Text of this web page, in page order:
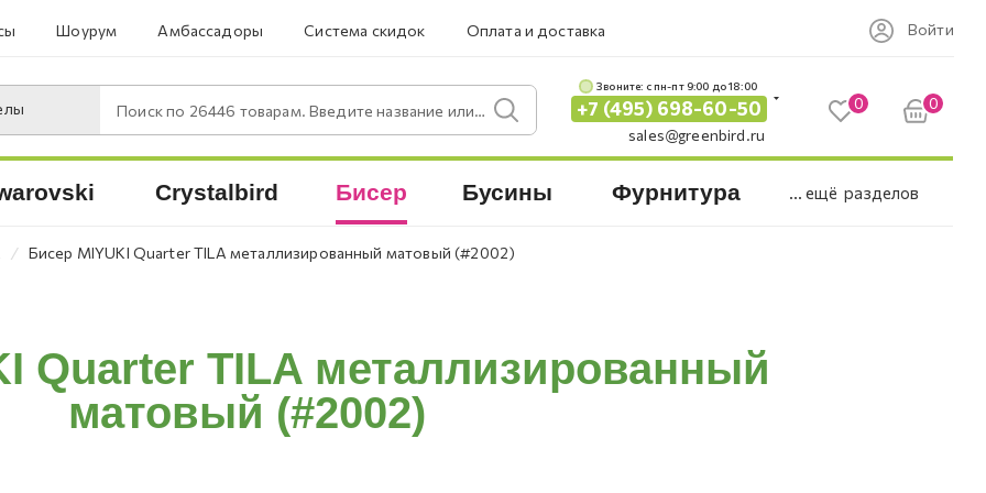
Шоурум Амбассадоры Система скидок Оплата и доставка Войти
Поиск по 26446 товарам. Введите название или артикул.
Звоните: c пн-пт 9:00 до 18:00
+7 (495) 698-60-50
sales@greenbird.ru
0 0
Crystalbird Бисер Бусины Фурнитура ... ещё разделов
⁄ Бисер MIYUKI Quarter TILA металлизированный матовый (#2002)
Quarter TILA металлизированный
матовый (#2002)